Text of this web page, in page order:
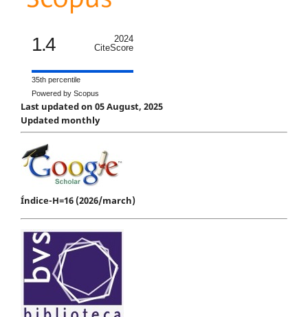
1.4
2024
CiteScore
35th percentile
Powered by Scopus
Last updated on 05 August, 2025
Updated monthly
Índice-H=16 (2026/march)